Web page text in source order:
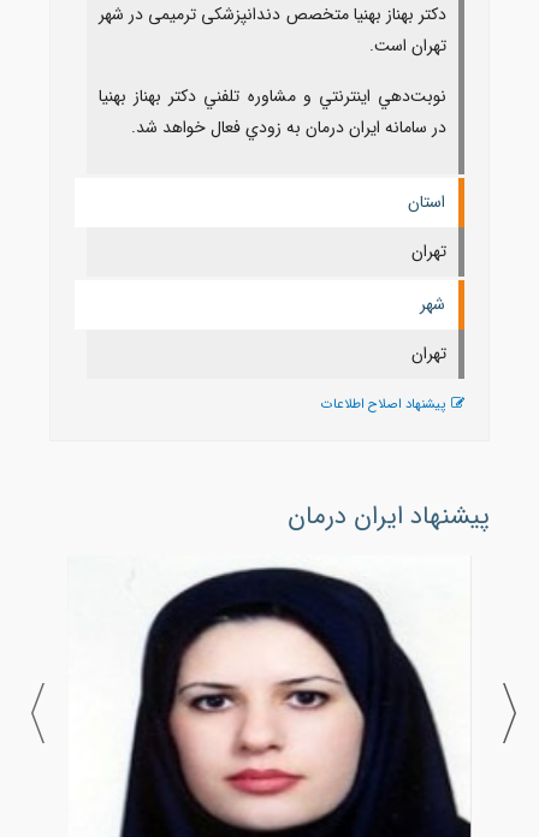
دکتر بهناز بهنیا متخصص دندانپزشکی ترمیمی در شهر
تهران است.
نوبت‌دهي اينترنتي و مشاوره تلفني دکتر بهناز بهنیا
در سامانه ايران درمان به زودي فعال خواهد شد.
استان
تهران
شهر
تهران
پیشنهاد اصلاح اطلاعات
پیشنهاد ایران درمان